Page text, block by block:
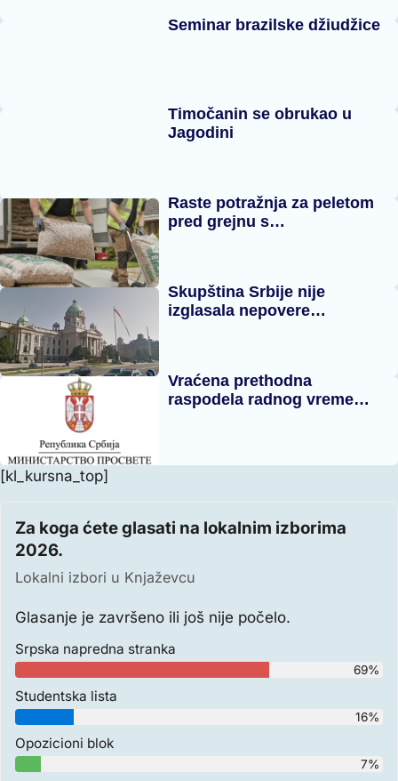
Seminar brazilske džiudžice
Timočanin se obrukao u
Jagodini
Raste potražnja za peletom
pred grejnu s…
Skupština Srbije nije
izglasala nepovere…
Vraćena prethodna
raspodela radnog vreme…
[kl_kursna_top]
Za koga ćete glasati na lokalnim izborima
2026.
Lokalni izbori u Knjaževcu
Glasanje je završeno ili još nije počelo.
Srpska napredna stranka
69%
Studentska lista
16%
Opozicioni blok
7%